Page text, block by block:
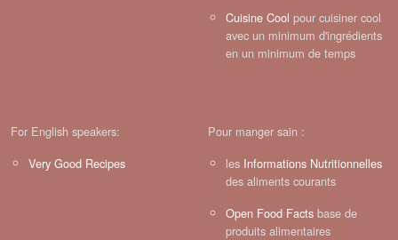
Cuisine Cool pour cuisiner cool
avec un minimum d'ingrédients
en un minimum de temps
For English speakers:
Very Good Recipes
Pour manger sain :
les Informations Nutritionnelles
des aliments courants
Open Food Facts base de
produits alimentaires